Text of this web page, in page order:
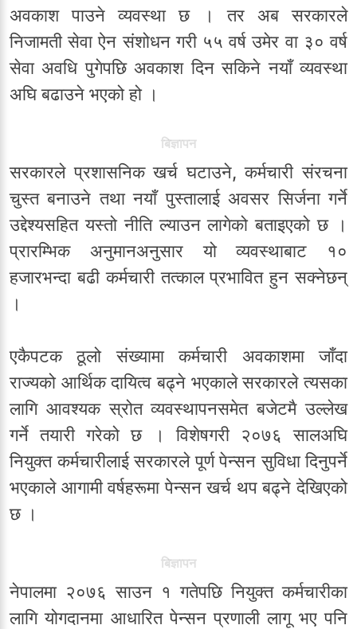
अवकाश पाउने व्यवस्था छ । तर अब सरकारले
निजामती सेवा ऐन संशोधन गरी ५५ वर्ष उमेर वा ३० वर्ष
सेवा अवधि पुगेपछि अवकाश दिन सकिने नयाँ व्यवस्था
अघि बढाउने भएको हो ।
बिज्ञापन
सरकारले प्रशासनिक खर्च घटाउने, कर्मचारी संरचना
चुस्त बनाउने तथा नयाँ पुस्तालाई अवसर सिर्जना गर्ने
उद्देश्यसहित यस्तो नीति ल्याउन लागेको बताइएको छ ।
प्रारम्भिक अनुमानअनुसार यो व्यवस्थाबाट १०
हजारभन्दा बढी कर्मचारी तत्काल प्रभावित हुन सक्नेछन्
।
एकैपटक ठूलो संख्यामा कर्मचारी अवकाशमा जाँदा
राज्यको आर्थिक दायित्व बढ्ने भएकाले सरकारले त्यसका
लागि आवश्यक स्रोत व्यवस्थापनसमेत बजेटमै उल्लेख
गर्ने तयारी गरेको छ । विशेषगरी २०७६ सालअघि
नियुक्त कर्मचारीलाई सरकारले पूर्ण पेन्सन सुविधा दिनुपर्ने
भएकाले आगामी वर्षहरूमा पेन्सन खर्च थप बढ्ने देखिएको
छ ।
बिज्ञापन
नेपालमा २०७६ साउन १ गतेपछि नियुक्त कर्मचारीका
लागि योगदानमा आधारित पेन्सन प्रणाली लागू भए पनि